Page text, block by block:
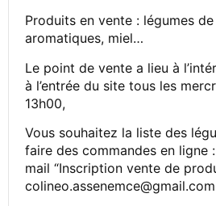
Produits en vente : légumes
aromatiques, miel…
Le point de vente a lieu à
à l’entrée du site tous les
13h00,
Vous souhaitez la liste des
faire des commandes en ligne
mail “Inscription vente de
colineo.assenemce@gmail.com